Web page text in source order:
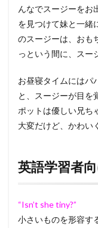
んなでスージーをお
を見つけて妹と一緒
のスージーは、おも
っという間に、スー
お昼寝タイムにはパ
と、スージーが目を
ポットは優しい兄ち
大変だけど、かわい
英語学習者
“Isn’t she tiny?”
小さいものを形容す